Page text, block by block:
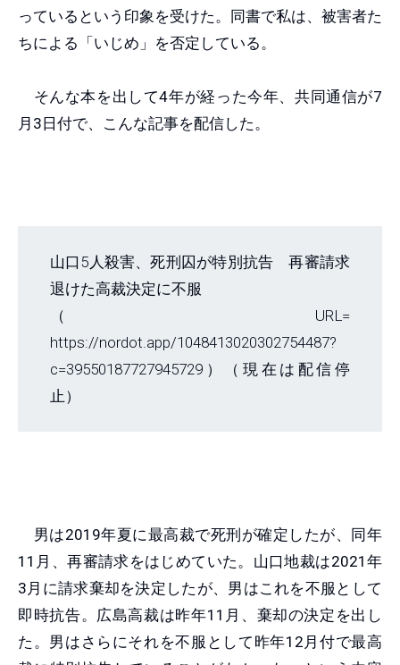
っているという印象を受けた。同書で私は、被害者た
ちによる「いじめ」を否定している。
そんな本を出して4年が経った今年、共同通信が7
月3日付で、こんな記事を配信した。
山口5人殺害、死刑囚が特別抗告 再審請求
退けた高裁決定に不服
（URL=
https://nordot.app/1048413020302754487?
c=39550187727945729）（現在は配信停
止）
男は2019年夏に最高裁で死刑が確定したが、同年
11月、再審請求をはじめていた。山口地裁は2021年
3月に請求棄却を決定したが、男はこれを不服として
即時抗告。広島高裁は昨年11月、棄却の決定を出し
た。男はさらにそれを不服として昨年12月付で最高